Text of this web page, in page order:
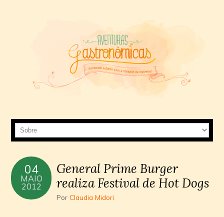
04
MAIO
2012
General Prime Burger
realiza Festival de Hot Dogs
PorClaudia Midori